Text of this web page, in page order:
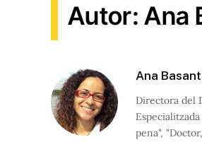
Autor: Ana
Ana
Directora del
pena",